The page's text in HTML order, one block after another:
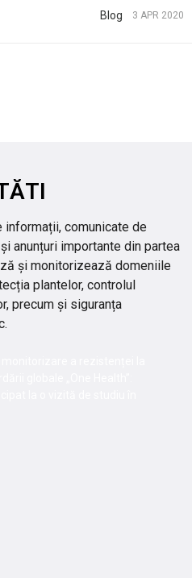
Blog 3 APR 2020
comunicate de
anunțuri importante din partea
și monitorizează domeniile
plantelor, controlul
precum și siguranța